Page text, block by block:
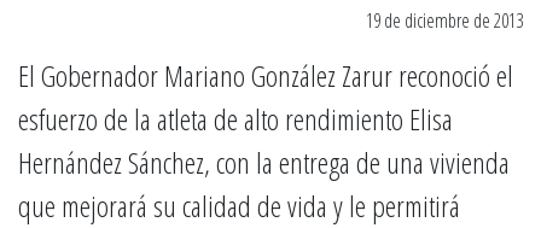
19 de diciembre de 2013
El Gobernador Mariano González Zarur reconoció el
esfuerzo de la atleta de alto rendimiento Elisa
Hernández Sánchez, con la entrega de una vivienda
que mejorará su calidad de vida y le permitirá